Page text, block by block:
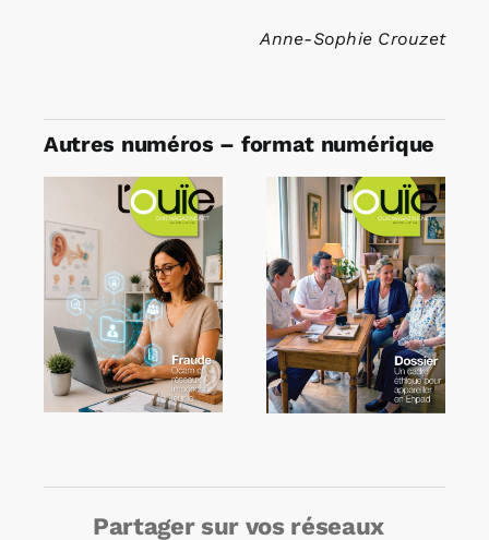
Anne-Sophie Crouzet
Autres numéros – format numérique
Partager sur vos réseaux